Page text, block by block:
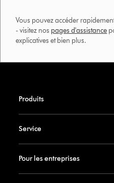
Vous pouvez accéder
- visitez nos pages d'assistance
explicatives et bien plus.​
Produits
Service
Pour les entreprises